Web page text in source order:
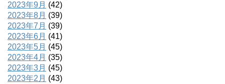
2023年9月 (42)
2023年8月 (39)
2023年7月 (39)
2023年6月 (41)
2023年5月 (45)
2023年4月 (35)
2023年3月 (45)
2023年2月 (43)